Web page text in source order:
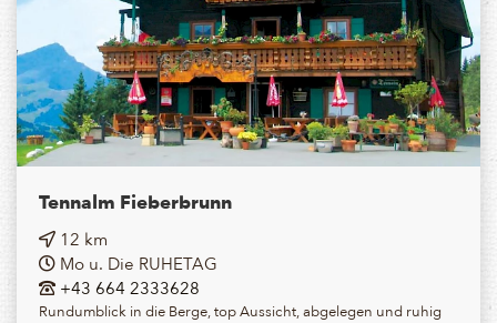
Tennalm Fieberbrunn
12 km
Mo u. Die RUHETAG
+43 664 2333628
Rundumblick in die Berge, top Aussicht, abgelegen und ruhig